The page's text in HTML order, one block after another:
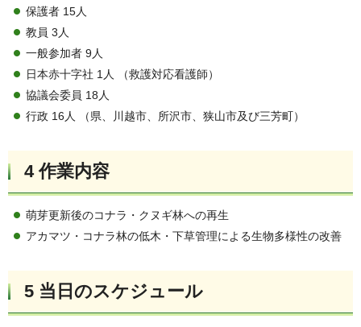
保護者 15人
教員 3人
一般参加者 9人
日本赤十字社 1人 （救護対応看護師）
協議会委員 18人
行政 16人 （県、川越市、所沢市、狭山市及び三芳町）
4 作業内容
萌芽更新後のコナラ・クヌギ林への再生
アカマツ・コナラ林の低木・下草管理による生物多様性の改善
5 当日のスケジュール